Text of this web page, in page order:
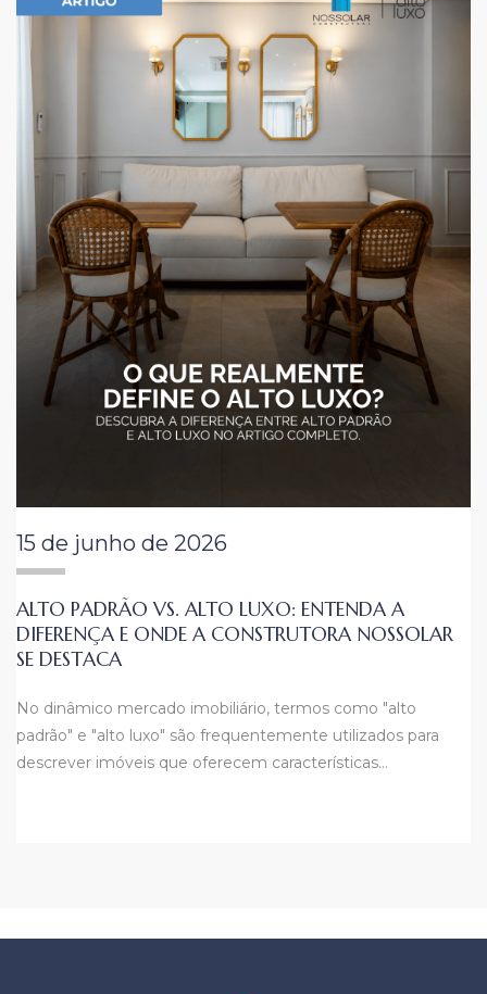
15 de junho de 2026
ALTO PADRÃO VS. ALTO LUXO: ENTENDA A
DIFERENÇA E ONDE A CONSTRUTORA NOSSOLAR
SE DESTACA
No dinâmico mercado imobiliário, termos como "alto
padrão" e "alto luxo" são frequentemente utilizados para
descrever imóveis que oferecem características…